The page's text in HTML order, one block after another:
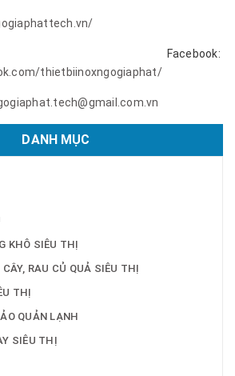
thietbiinoxngogiaphat/
DANH MỤC
KHÔ SIÊU THỊ
RAU CỦ QUẢ SIÊU THỊ
THỊ
QUẢN LẠNH
SIÊU THỊ